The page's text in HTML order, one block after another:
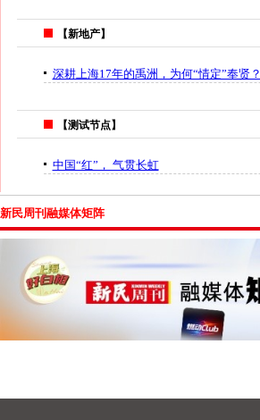
【新地产】
深耕上海17年的禹洲，为何“情定”奉贤？
【测试节点】
中国“红”， 气贯长虹
新民周刊融媒体矩阵